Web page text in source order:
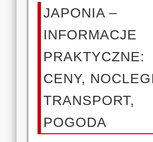
JAPONIA –
INFORMACJE
PRAKTYCZNE:
CENY,
TRANSPORT,
POGODA